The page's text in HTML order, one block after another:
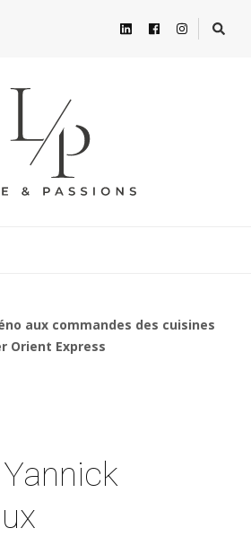
aux commandes des cuisines
Orient Express